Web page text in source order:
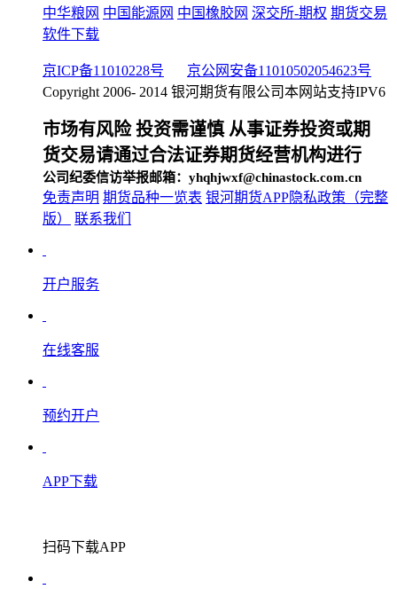
中华粮网 中国能源网 中国橡胶网 深交所-期权 期货交易
软件下载
京ICP备11010228号
京公网安备11010502054623号
Copyright 2006- 2014 银河期货有限公司本网站支持IPV6
市场有风险 投资需谨慎 从事证券投资或期
货交易请通过合法证券期货经营机构进行
公司纪委信访举报邮箱：yhqhjwxf@chinastock.com.cn
免责声明 期货品种一览表 银河期货APP隐私政策（完整
版）
联系我们
开户服务
在线客服
预约开户
APP下载
扫码下载APP